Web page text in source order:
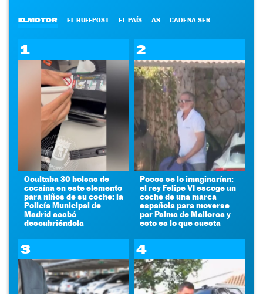
ELMOTOR EL HUFFPOST EL PAÍS AS CADENA SER
1
Ocultaba 30 bolsas de
cocaína en este elemento
para niños de su coche: la
Policía Municipal de
Madrid acabó
descubriéndola
2
Pocos se lo imaginarían:
el rey Felipe VI escoge un
coche de una marca
española para moverse
por Palma de Mallorca y
esto es lo que cuesta
3 4